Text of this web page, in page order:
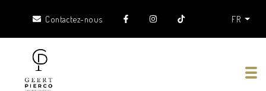
Contactez-nous FR